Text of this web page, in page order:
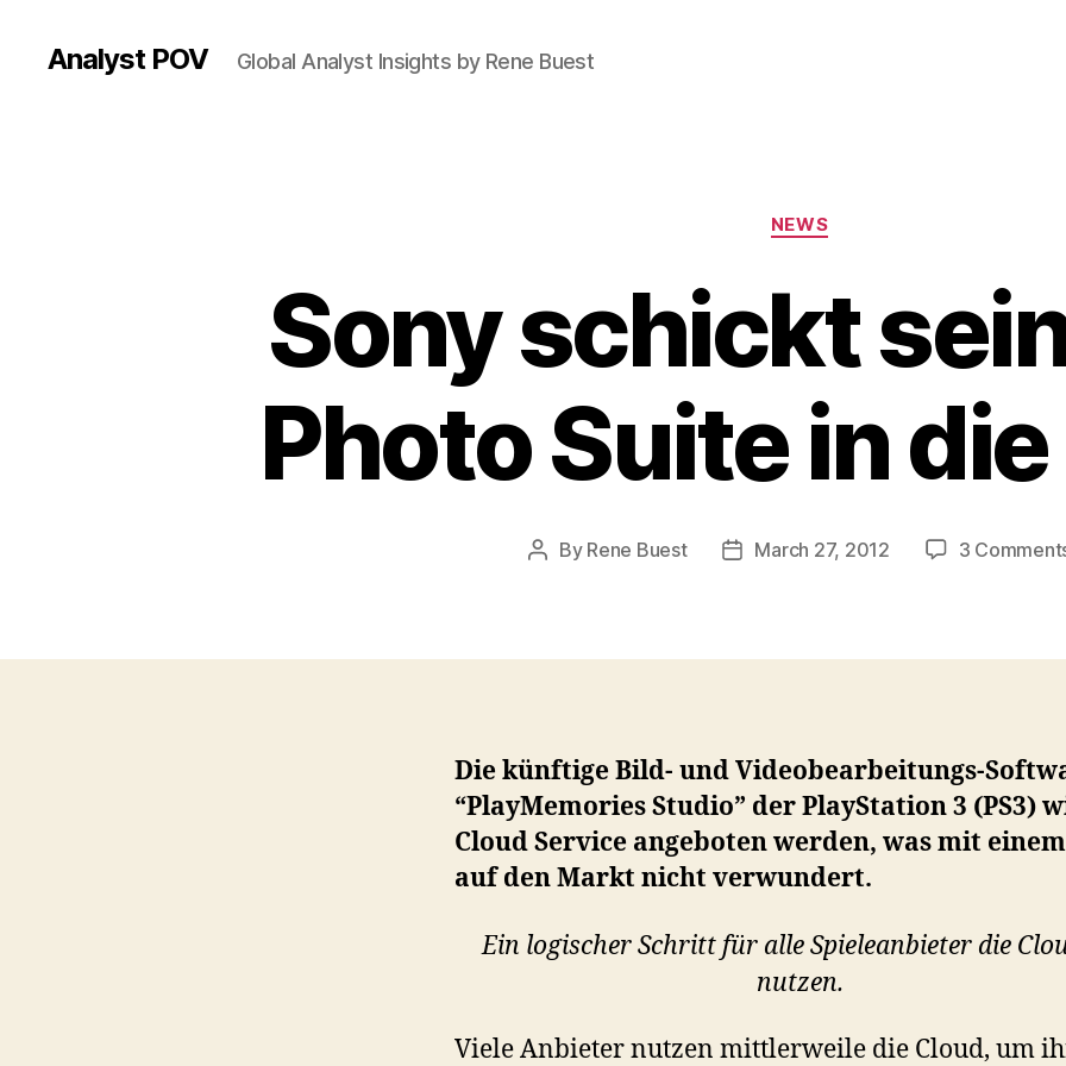
Analyst POV Global Analyst Insights by Rene Buest
Categories
NEWS
Sony schickt
Photo Suite in
Post
By Rene Buest
PostMarch 27, 2012 3
Die künftige Bild- und Videobearbeitungs-
“PlayMemories Studio” der PlayStation 3 (PS3)
Cloud Service angeboten werden, was mit
auf den Markt nicht verwundert.
Ein logischer Schritt für alle Spieleanbieter die
nutzen.
Viele Anbieter nutzen mittlerweile die Cloud, um